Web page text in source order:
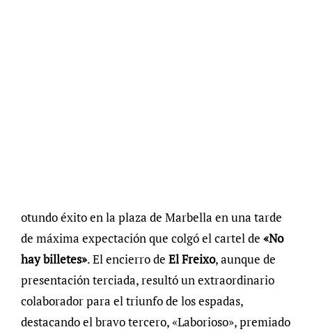
otundo éxito en la plaza de Marbella en una tarde
de máxima expectación que colgó el cartel de «No
hay billetes». El encierro de El Freixo, aunque de
presentación terciada, resultó un extraordinario
colaborador para el triunfo de los espadas,
destacando el bravo tercero, «Laborioso», premiado